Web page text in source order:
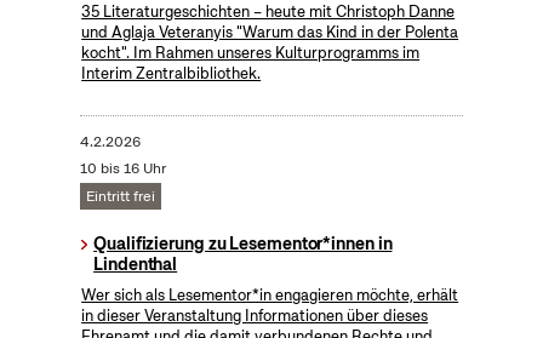
35 Literaturgeschichten – heute mit Christoph Danne
und Aglaja Veteranyis "Warum das Kind in der Polenta
kocht". Im Rahmen unseres Kulturprogramms im
Interim Zentralbibliothek.
4.2.2026
10 bis 16 Uhr
Eintritt frei
Qualifizierung zu Lesementor*innen in
Lindenthal
Wer sich als Lesementor*in engagieren möchte, erhält
in dieser Veranstaltung Informationen über dieses